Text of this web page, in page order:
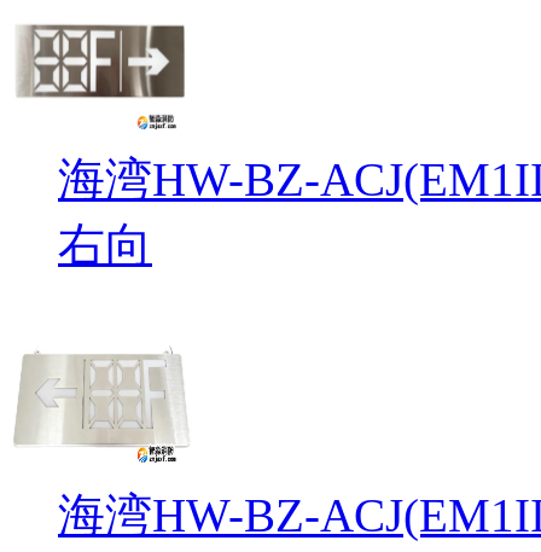
海湾HW-BZ-
右向
海湾HW-BZ-